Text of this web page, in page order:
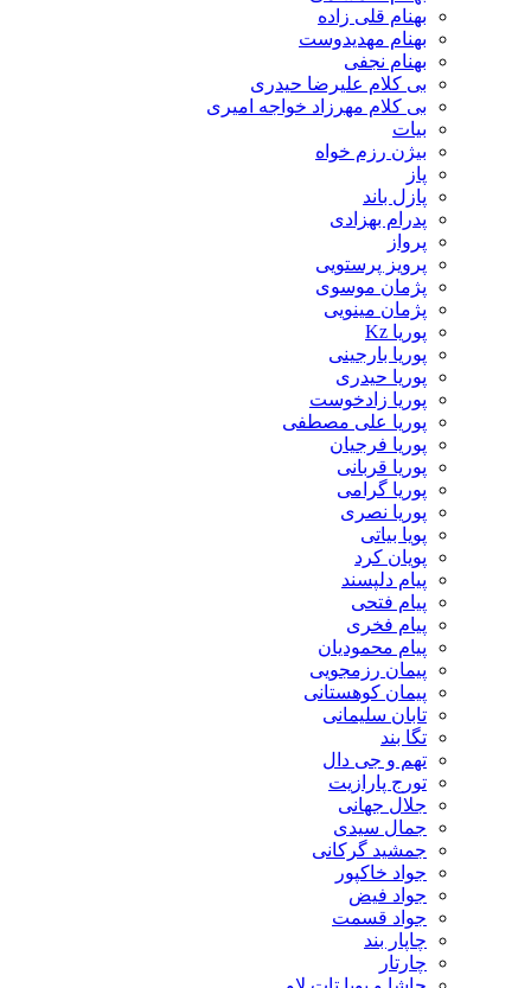
بهنام قلی زاده
بهنام مهدیدوست
بهنام نجفی
بی کلام علیرضا حیدری
بی کلام مهرزاد خواجه امیری
بیات
بیژن رزم خواه
پاز
پازل باند
پدرام بهزادی
پرواز
پرویز پرستویی
پژمان موسوی
پژمان مینویی
پوریا Kz
پوریا بارجینی
پوریا حیدری
پوریا زادخوست
پوریا علی مصطفی
پوریا فرجیان
پوریا قربانی
پوریا گرامی
پوریا نصری
پویا بیاتی
پویان کرد
پیام دلپسند
پیام فتحی
پیام فخری
پیام محمودیان
پیمان رزمجویی
پیمان کوهستانی
تابان سلیمانی
تگا بند
تهم و جی دال
تورج پارازیت
جلال جهانی
جمال سیدی
جمشید گرکانی
جواد خاکپور
جواد فیض
جواد قسمت
چاپار بند
چارتار